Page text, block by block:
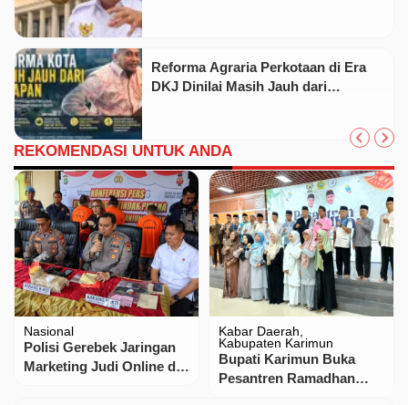
Reforma Agraria Perkotaan di Era
DKJ Dinilai Masih Jauh dari
REKOMENDASI UNTUK ANDA
Nasional
Polisi Gerebek Jaringan
Marketing Judi Online di
Kabar Daerah
Kabupaten Karimun
Bupati Karimun Buka
Pesantren Ramadhan